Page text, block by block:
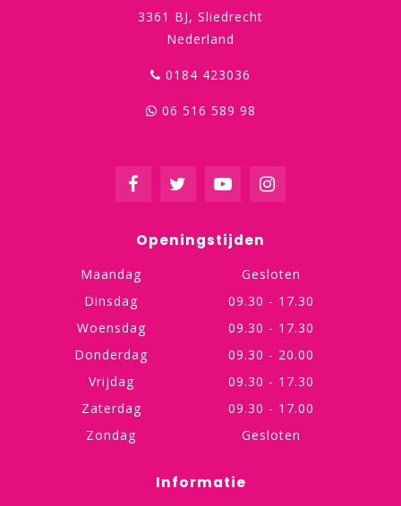
3361 BJ, Sliedrecht
Nederland
0184 423036
06 516 589 98
Openingstijden
Maandag
Gesloten
Dinsdag
09.30 - 17.30
Woensdag
09.30 - 17.30
Donderdag
09.30 - 20.00
Vrijdag
09.30 - 17.30
Zaterdag
09.30 - 17.00
Zondag
Gesloten
Informatie